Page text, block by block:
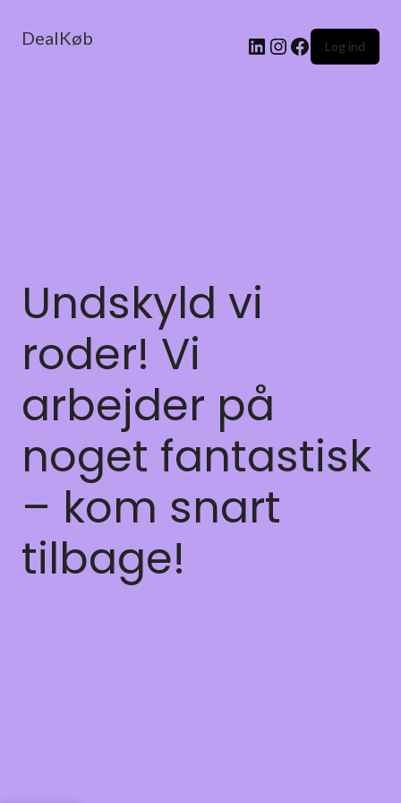
DealKøb Log ind
Undskyld vi
roder! Vi
arbejder på
noget fantastisk
– kom snart
tilbage!